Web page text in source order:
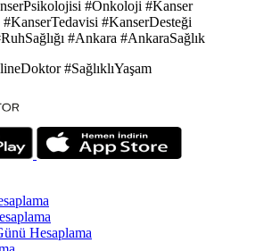
#Onkoloji #Kanser
#KanserDesteği
#Ankara #AnkaraSağlık
#SağlıklıYaşam
Hesaplama